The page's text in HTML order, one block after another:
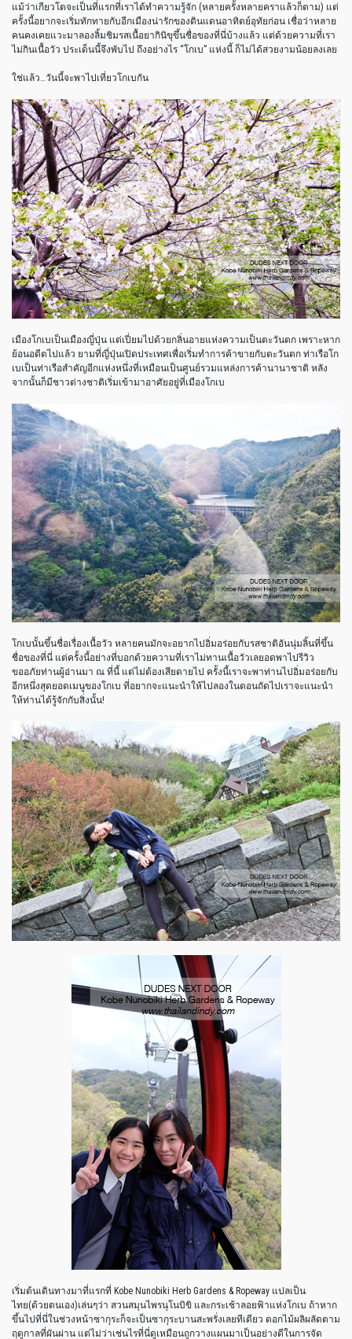
แม้ว่าเกียวโตจะเป็นที่แรกที่เราได้ทำความรู้จัก (หลายครั้งหลายคราแล้วก็ตาม) แต่
ครั้งนี้อยากจะเริ่มทักทายกับอีกเมืองน่ารักของดินแดนอาทิตย์อุทัยก่อน เชื่อว่าหลาย
คนคงเคยแวะมาลองลิ้มชิมรสเนื้อยากินิขุขึ้นชื่อของที่นี่บ้างแล้ว แต่ด้วยความที่เรา
ไม่กินเนื้อวัว ประเด็นนี้จึงพับไป ถึงอย่างไร “โกเบ” แห่งนี้ ก็ไม่ได้สวยงามน้อยลงเลย
ใช่แล้ว…วันนี้จะพาไปเที่ยวโกเบกัน
เมืองโกเบเป็นเมืองญี่ปุ่น แต่เปี่ยมไปด้วยกลิ่นอายแห่งความเป็นตะวันตก เพราะหาก
ย้อนอดีตไปแล้ว ยามที่ญี่ปุ่นเปิดประเทศเพื่อเริ่มทำการค้าขายกับตะวันตก ท่าเรือโก
เบเป็นท่าเรือสำคัญอีกแห่งหนึ่งที่เหมือนเป็นศูนย์รวมแหล่งการค้านานาชาติ หลัง
จากนั้นก็มีชาวต่างชาติเริ่มเข้ามาอาศัยอยู่ที่เมืองโกเบ
โกเบนั้นขึ้นชื่อเรื่องเนื้อวัว หลายคนมักจะอยากไปอิ่มอร่อยกับรสชาติอันนุ่มลิ้นที่ขึ้น
ชื่อของที่นี่ แต่ครั้งนี้อย่างที่บอกด้วยความที่เราไม่ทานเนื้อวัวเลยอดพาไปรีวิว
ขออภัยท่านผู้อ่านมา ณ ที่นี้ แต่ไม่ต้องเสียดายไป ครั้งนี้เราจะพาท่านไปอิ่มอร่อยกับ
อีกหนึ่งสุดยอดเมนูของโกเบ ที่อยากจะแนะนำให้ไปลองในตอนถัดไปเราจะแนะนำ
ให้ท่านได้รู้จักกับสิ่งนั้น!
เริ่มต้นเดินทางมาที่แรกที่ Kobe Nunobiki Herb Gardens & Ropeway แปลเป็น
ไทย(ด้วยตนเอง)เล่นๆว่า สวนสมุนไพรนุโนบิขิ และกระเช้าลอยฟ้าแห่งโกเบ ถ้าหาก
ขึ้นไปที่นี่ในช่วงหน้าซากุระก็จะเป็นซากุระบานสะพรั่งเลยทีเดียว ดอกไม้ผลิผลัดตาม
ฤดูกาลที่ผันผ่าน แต่ไม่ว่าเช่นไรที่นี่ดูเหมือนถูกวางแผนมาเป็นอย่างดีในการจัด